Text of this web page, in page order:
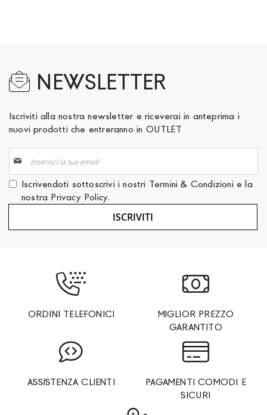
NEWSLETTER
Iscriviti alla nostra newsletter e riceverai in anteprima i
nuovi prodotti che entreranno in OUTLET
alla
nostra
Newsletter:
Iscrivendoti sottoscrivi i nostri Termini & Condizioni e la
nostra Privacy Policy.
ISCRIVITI
ORDINI TELEFONICI
MIGLIOR PREZZO
GARANTITO
ASSISTENZA CLIENTI
PAGAMENTI COMODI E
SICURI